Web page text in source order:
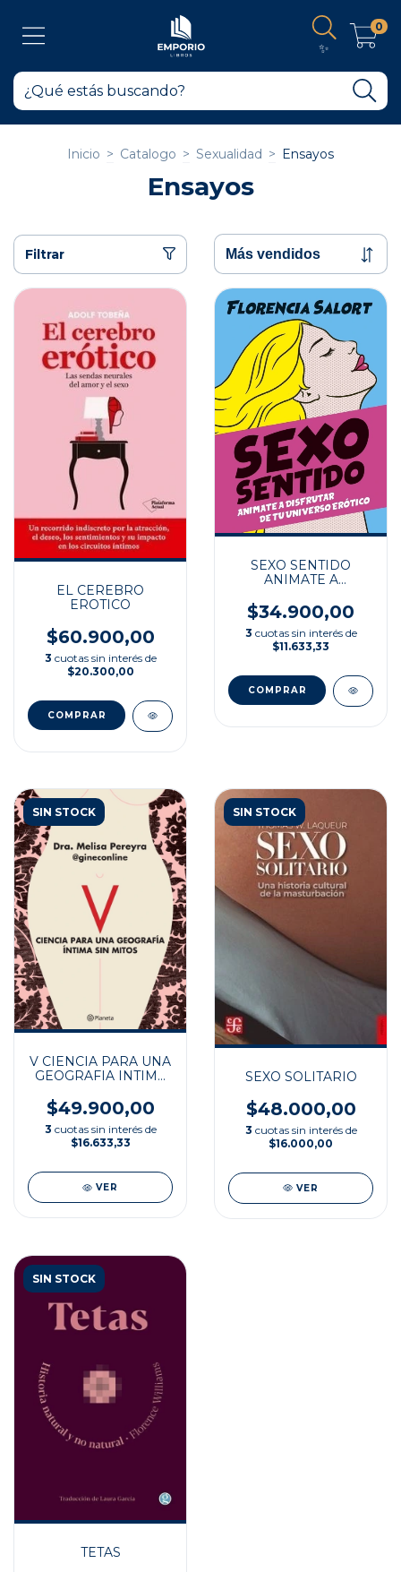
✨
0
Inicio > Catalogo > Sexualidad > Ensayos
Ensayos
Filtrar
EL CEREBRO
EROTICO
$60.900,00
3 cuotas sin interés de
$20.300,00
SEXO SENTIDO
ANIMATE A
$34.900,00
3 cuotas sin interés de
$11.633,33
SIN STOCK
V CIENCIA PARA UNA
GEOGRAFIA INTIMA
$49.900,00
3 cuotas sin interés de
$16.633,33
VER
SIN STOCK
SEXO SOLITARIO
$48.000,00
3 cuotas sin interés de
$16.000,00
VER
SIN STOCK
TETAS